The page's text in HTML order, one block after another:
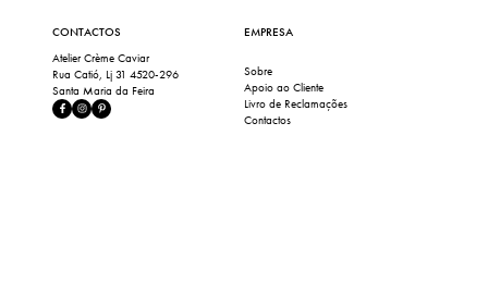
CONTACTOS
Atelier Crème Caviar
Rua Catió, Lj 31 4520-296
Santa Maria da Feira
EMPRESA
Sobre
Apoio ao Cliente
Livro de Reclamações
Contactos